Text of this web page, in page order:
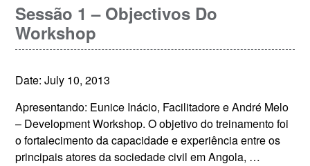
Sessão 1 – Objectivos Do
Workshop
Date: July 10, 2013
Apresentando: Eunice Inácio, Facilitadore e André Melo
– Development Workshop. O objetivo do treinamento foi
o fortalecimento da capacidade e experiência entre os
principais atores da sociedade civil em Angola, …